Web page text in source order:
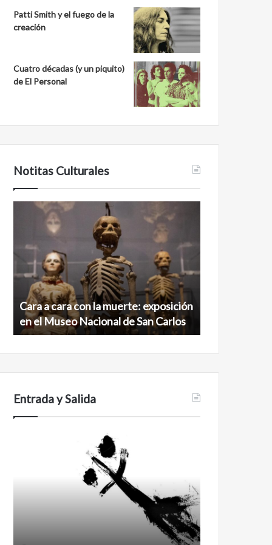
Patti Smith y el fuego de la
creación
Cuatro décadas (y un piquito)
de El Personal
Notitas Culturales
Cara
con
la
muerte:
exposición
el
Museo
Nacional
Carlos
Cara a cara con la muerte: exposición
en el Museo Nacional de San Carlos
al
de
Entrada y Salida